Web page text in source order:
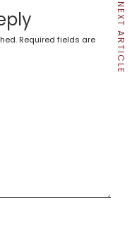
Required fields are
NEXT ARTICLE